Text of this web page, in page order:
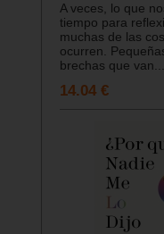
A veces, lo que
tiempo para
muchas de las
ocurren.
brechas que van...
14.04 €